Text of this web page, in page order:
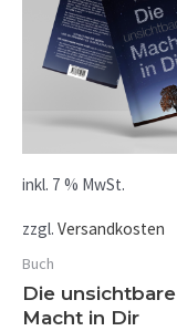
inkl. 7 % MwSt.
zzgl. Versandkosten
Buch
Die unsichtbare
Macht in Dir